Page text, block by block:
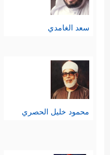
سعد الغامدي
محمود خليل الحصري